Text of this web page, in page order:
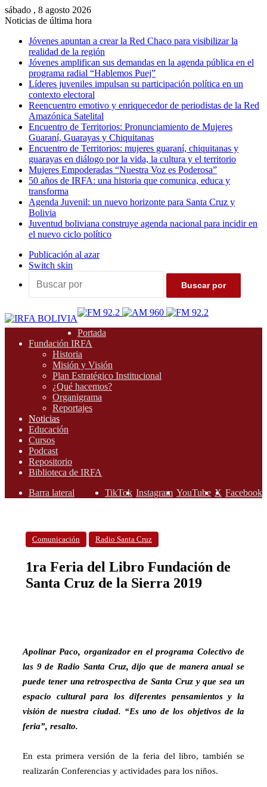
sábado , 8 agosto 2026
Noticias de última hora
Jóvenes apuntan a crear la Red Chaco para visibilizar la
realidad de la región
Jóvenes amplifican sus demandas en la agenda pública en el
programa radial “Hablemos Puej”
Líderes juveniles impulsan su participación política en un
contexto electoral
Reencuentro emotivo y enriquecedor de periodistas de la Red
Amazónica Satelital
Encuentro de Territorios: Pronunciamiento de Mujeres
Guaraní, Guarayas y Chiquitanas
Encuentro de Territorios: mujeres guaraní, chiquitanas y
guarayas en diálogo por la vida, la cultura y el territorio
Mujeres Empoderadas “Nuestra Voz es Poderosa”
50 años de IRFA: una historia que comunica, educa y
transforma
Agenda Juvenil: un nuevo horizonte para Santa Cruz y
Bolivia
Juventud boliviana construye agenda nacional para incidir en
el nuevo ciclo político
Publicación al azar
Switch skin
Buscar por
Portada
Fundación IRFA
Historia
Misión y Visión
Plan Estratégico Institucional
¿Qué hacemos?
Organigrama
Reportajes
Noticias
Educación
Cursos
Podcast
Repositorio
Biblioteca de IRFA
Facebook
X
YouTube
Instagram
TikTok
Barra lateral
Comunicación Radio Santa Cruz
1ra Feria del Libro Fundación de
Santa Cruz de la Sierra 2019
Apolinar Paco, organizador en el programa Colectivo de
las 9 de Radio Santa Cruz, dijo que de manera anual se
puede tener una retrospectiva de Santa Cruz y que sea un
espacio cultural para los diferentes pensamientos y la
visión de nuestra ciudad. “Es uno de los objetivos de la
feria”, resalto.
En esta primera versión de la feria del libro, también se
realizarán Conferencias y actividades para los niños.